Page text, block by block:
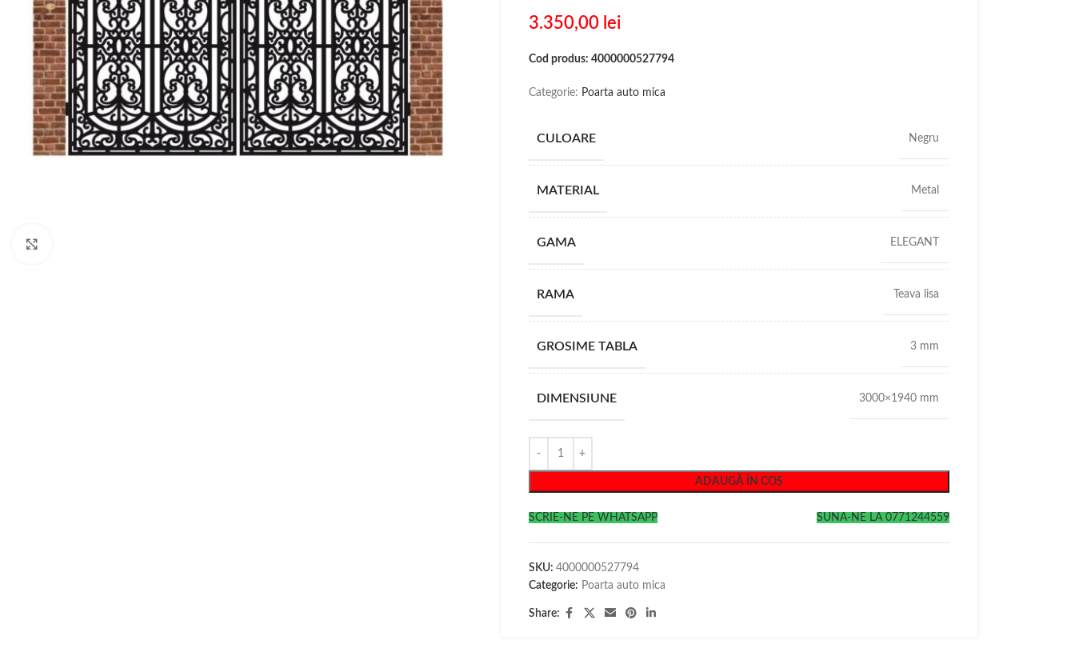
3.350,00 lei
Cod produs: 4000000527794
Categorie: Poarta auto mica
CULOARE Negru
MATERIAL Metal
GAMA ELEGANT
RAMA Teava lisa
GROSIME TABLA 3 mm
DIMENSIUNE 3000×1940 mm
ADAUGĂ ÎN COȘ
SCRIE-NE PE WHATSAPP SUNA-NE LA 0771244559
SKU: 4000000527794
Categorie: Poarta auto mica
Share: